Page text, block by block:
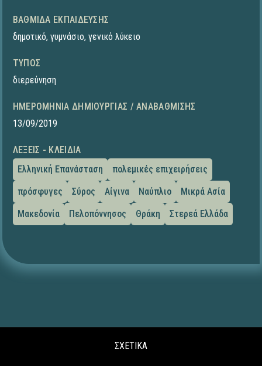
ΒΑΘΜΊΔΑ ΕΚΠΑΊΔΕΥΣΗΣ
δημοτικό, γυμνάσιο, γενικό λύκειο
ΤΎΠΟΣ
διερεύνηση
ΗΜΕΡΟΜΗΝΊΑ ΔΗΜΙΟΥΡΓΊΑΣ / ΑΝΑΒΆΘΜΙΣΗΣ
13/09/2019
ΛΈΞΕΙΣ - ΚΛΕΙΔΙΆ
Ελληνική Επανάσταση
πολεμικές επιχειρήσεις
πρόσφυγες
Σύρος Αίγινα Ναύπλιο
Μικρά Ασία
Μακεδονία
Πελοπόννησος Θράκη Στερεά Ελλάδα
ΣΧΕΤΙΚΑ